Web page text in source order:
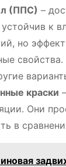
(ППС) –
устойчив к
но
краски
Они
в